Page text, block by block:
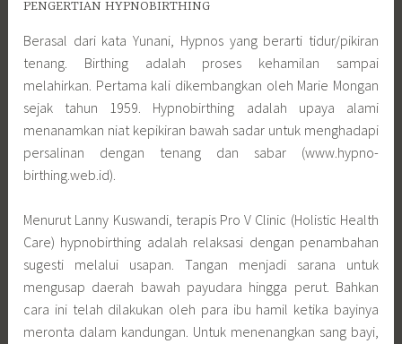
PENGERTIAN HYPNOBIRTHING
Berasal dari kata Yunani, Hypnos yang berarti tidur/pikiran
tenang. Birthing adalah proses kehamilan sampai
melahirkan. Pertama kali dikembangkan oleh Marie Mongan
sejak tahun 1959. Hypnobirthing adalah upaya alami
menanamkan niat kepikiran bawah sadar untuk menghadapi
persalinan dengan tenang dan sabar (www.hypno-
birthing.web.id).
Menurut Lanny Kuswandi, terapis Pro V Clinic (Holistic Health
Care) hypnobirthing adalah relaksasi dengan penambahan
sugesti melalui usapan. Tangan menjadi sarana untuk
mengusap daerah bawah payudara hingga perut. Bahkan
cara ini telah dilakukan oleh para ibu hamil ketika bayinya
meronta dalam kandungan. Untuk menenangkan sang bayi,